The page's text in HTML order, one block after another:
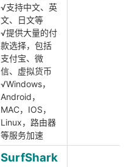
√支持中文、英
文、日文等
√提供大量的付
款选择，包括
支付宝、微
信、虚拟货币
√Windows，
Android，
MAC，IOS，
Linux，路由器
等服务加速
SurfShark